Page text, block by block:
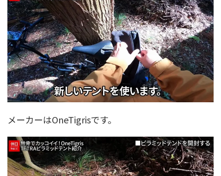
メーカーはOneTigrisです。